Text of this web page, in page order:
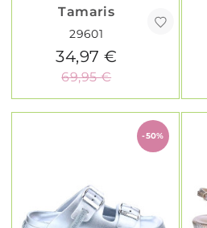
Tamaris
29601
34,97 €
69,95 €
-50%